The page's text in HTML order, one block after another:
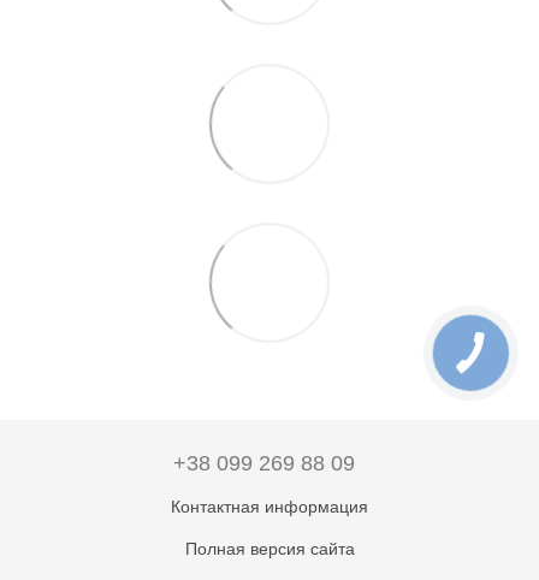
+38 099 269 88 09
Контактная информация
Полная версия сайта